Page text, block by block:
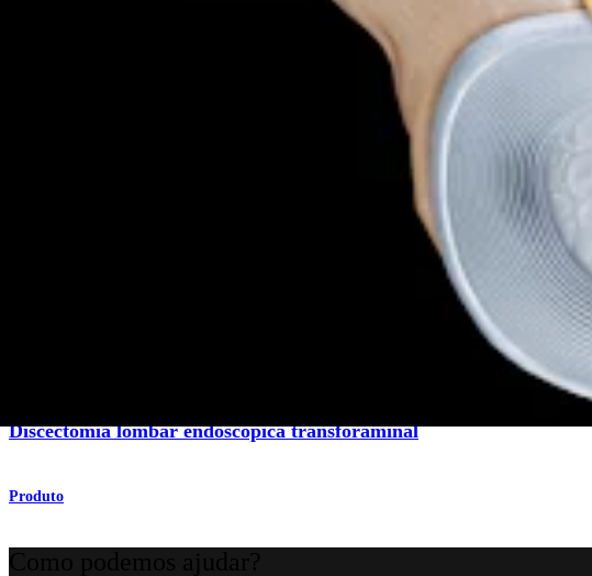
Discectomia lombar endoscópica transforaminal
Produto